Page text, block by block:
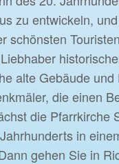
zu entwickeln,
schönsten
alte Gebäude
die einen
die Pfarrkirche
in
gehen Sie in